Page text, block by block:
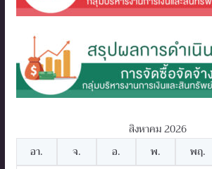
สิงหาคม 2026
อา.
จ. อ. พ. พฤ.